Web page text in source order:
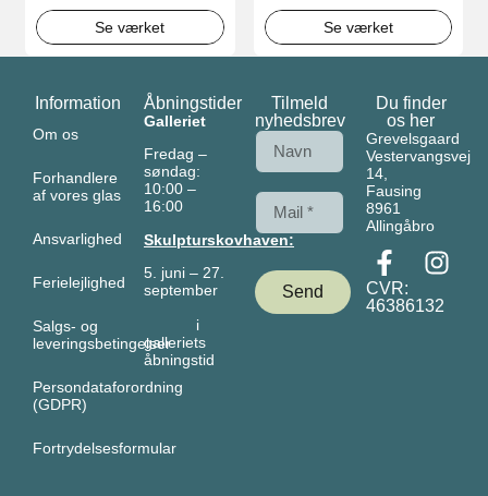
Se værket Se værket
Information
Om os
Forhandlere
af vores glas
Ansvarlighed
Ferielejlighed
Salgs- og
leveringsbetingelser
Persondataforordning
(GDPR)
Fortrydelsesformular
Åbningstider
Galleriet
Fredag –
søndag:
10:00 –
16:00
Skulpturskovhaven:
5. juni – 27.
september
i
galleriets
åbningstid
Tilmeld
nyhedsbrev
Send
Du finder
os her
Grevelsgaard
Vestervangsvej
14,
Fausing
8961
Allingåbro
CVR:
46386132